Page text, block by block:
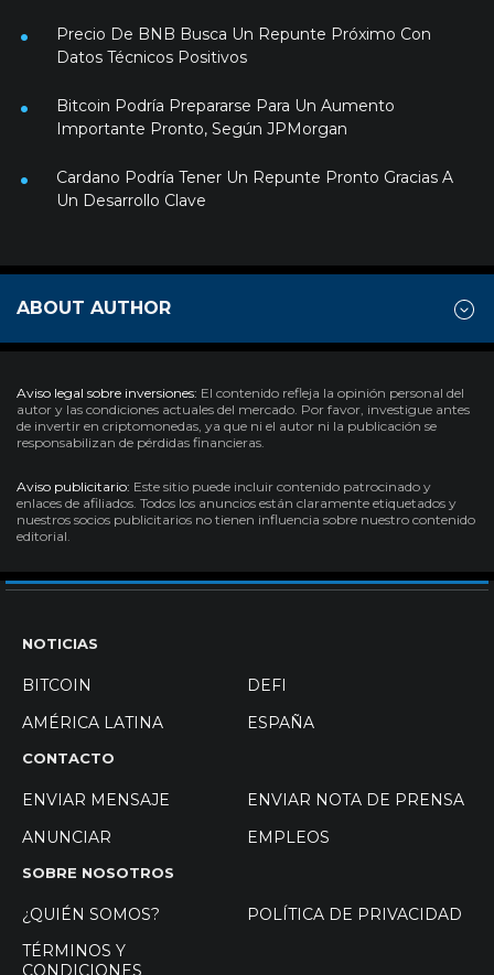
Precio De BNB Busca Un Repunte Próximo Con
Datos Técnicos Positivos
Bitcoin Podría Prepararse Para Un Aumento
Importante Pronto, Según JPMorgan
Cardano Podría Tener Un Repunte Pronto Gracias A
Un Desarrollo Clave
ABOUT AUTHOR
Aviso legal sobre inversiones: El contenido refleja la opinión personal del
autor y las condiciones actuales del mercado. Por favor, investigue antes
de invertir en criptomonedas, ya que ni el autor ni la publicación se
responsabilizan de pérdidas financieras.
Aviso publicitario: Este sitio puede incluir contenido patrocinado y
enlaces de afiliados. Todos los anuncios están claramente etiquetados y
nuestros socios publicitarios no tienen influencia sobre nuestro contenido
editorial.
NOTICIAS
BITCOIN
DEFI
AMÉRICA LATINA
ESPAÑA
CONTACTO
ENVIAR MENSAJE
ENVIAR NOTA DE PRENSA
ANUNCIAR
EMPLEOS
SOBRE NOSOTROS
¿QUIÉN SOMOS?
POLÍTICA DE PRIVACIDAD
TÉRMINOS Y
CONDICIONES